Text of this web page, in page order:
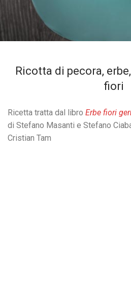
Ricotta di pecora,
fiori
Ricetta tratta dal libro Erbe fiori
di Stefano Masanti e Stefano
Cristian Tam